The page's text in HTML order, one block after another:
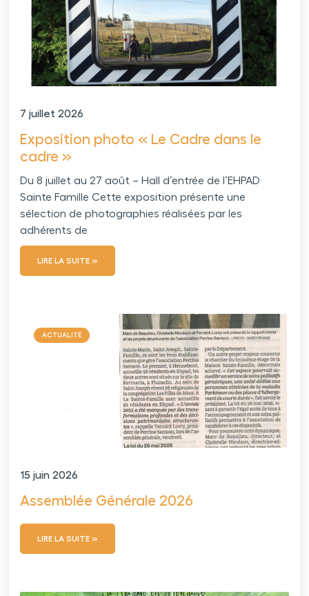
Exposition photo « Le Cadre dans le
cadre »
Du 8 juillet au 27 août – Hall d’entrée de l’EHPAD
Sainte Famille Cette exposition présente une
sélection de photographies réalisées par les
adhérents de
LIRE LA SUITE »
7 juillet 2026
ACTUALITÉ
Assemblée Générale 2026
LIRE LA SUITE »
15 juin 2026